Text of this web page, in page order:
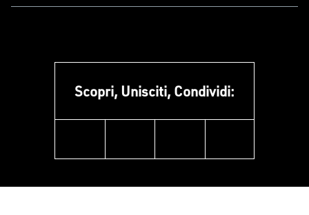
Scopri, Unisciti, Condividi: